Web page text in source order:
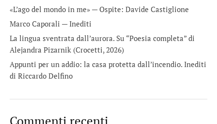
«L’ago del mondo in me» — Ospite: Davide Castiglione
Marco Caporali — Inediti
La lingua sventrata dall’aurora. Su “Poesia completa” di
Alejandra Pizarnik (Crocetti, 2026)
Appunti per un addio: la casa protetta dall’incendio. Inediti
di Riccardo Delfino